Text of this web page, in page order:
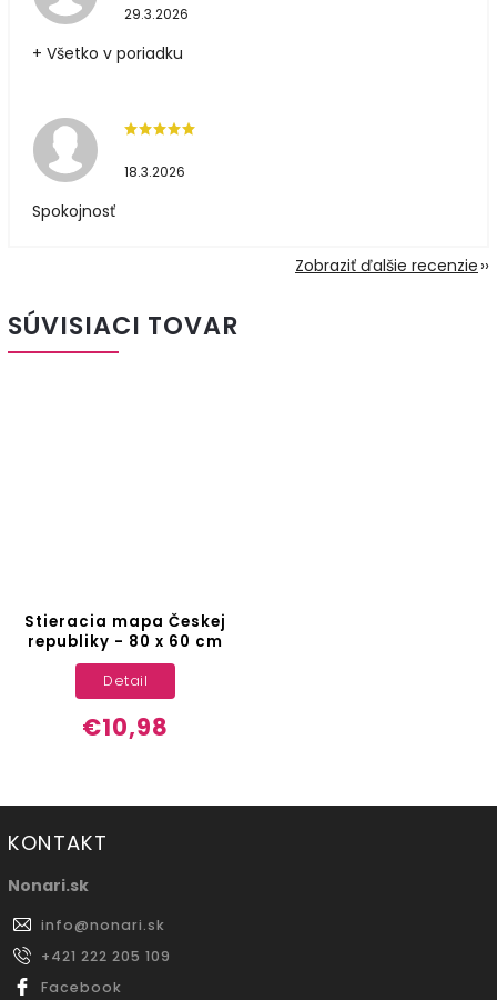
29.3.2026
+ Všetko v poriadku
18.3.2026
Spokojnosť
Zobraziť ďalšie recenzie
SÚVISIACI TOVAR
Stieracia mapa Českej
republiky - 80 x 60 cm
€10,98
Detail
KONTAKT
Nonari.sk
info@nonari.sk
+421 222 205 109
Facebook